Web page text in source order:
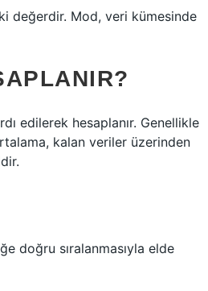
değerdir. Mod, veri kümesinde
edilerek hesaplanır. Genellikle
kalan veriler üzerinden
doğru sıralanmasıyla elde